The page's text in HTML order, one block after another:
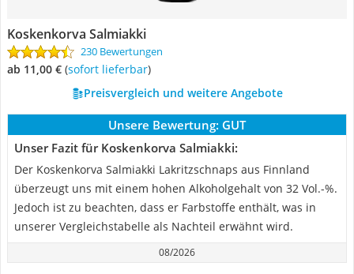
Koskenkorva Salmiakki
230 Bewertungen
ab 11,00 € ( Sofort lieferbar)
Preisvergleich und weitere Angebote
Unsere Bewertung: GUT
Unser Fazit für Koskenkorva Salmiakki:
Der Koskenkorva Salmiakki Lakritzschnaps aus Finnland
überzeugt uns mit einem hohen Alkoholgehalt von 32 Vol.-%.
Jedoch ist zu beachten, dass er Farbstoffe enthält, was in
unserer Vergleichstabelle als Nachteil erwähnt wird.
08/2026